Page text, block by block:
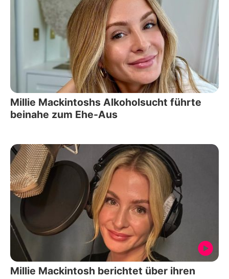
Millie Mackintoshs Alkoholsucht führte
beinahe zum Ehe-Aus
Millie Mackintosh berichtet über ihren